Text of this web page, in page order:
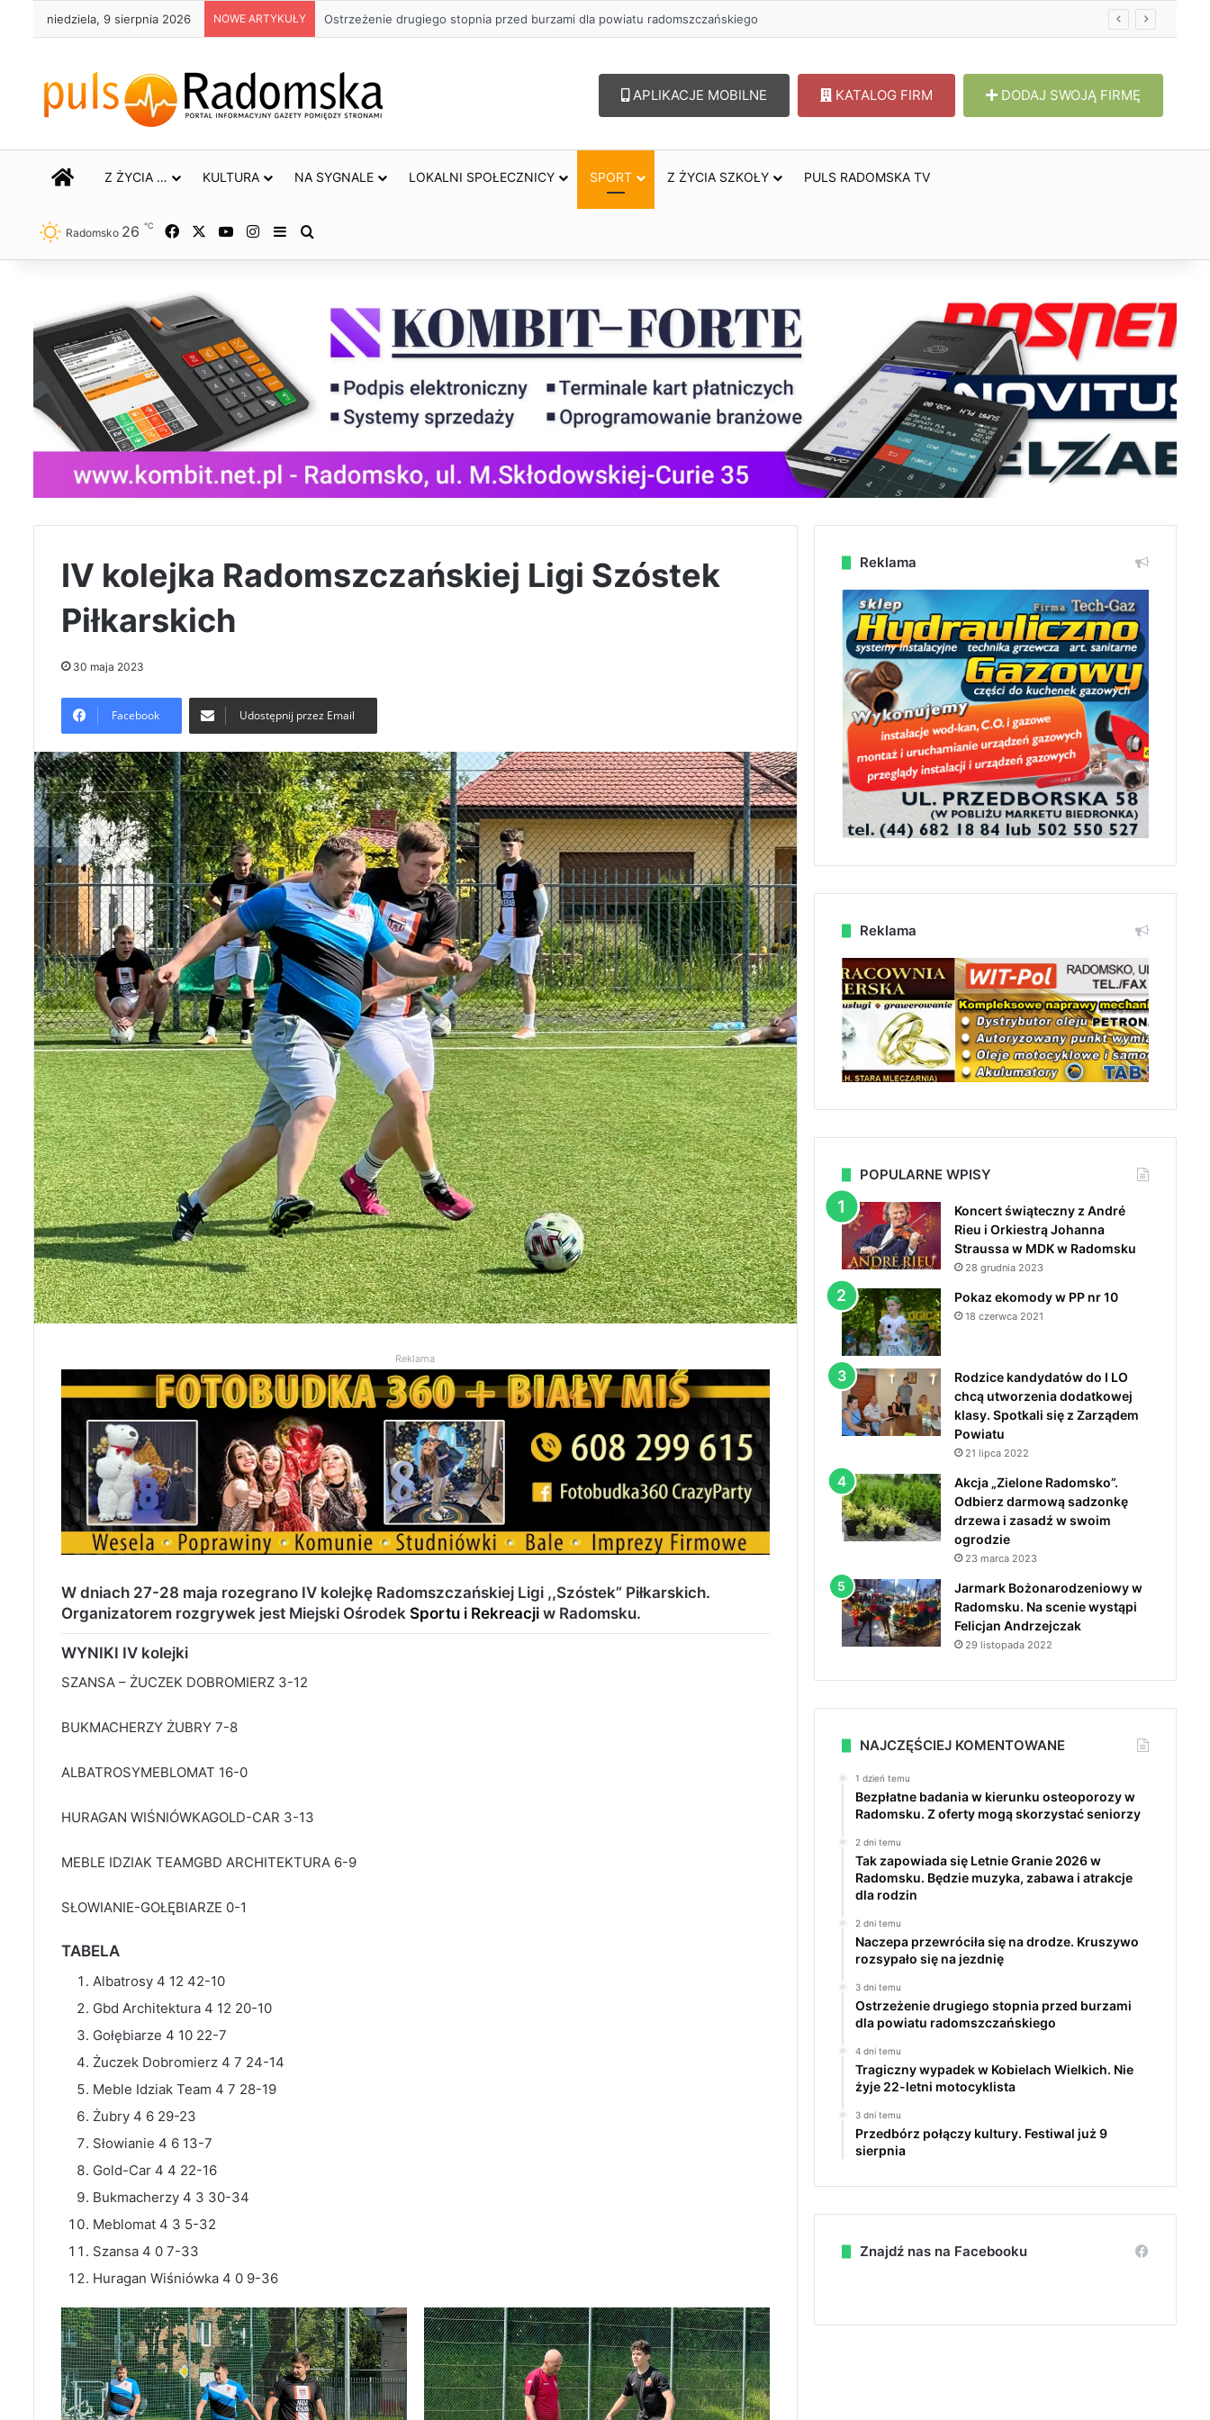
niedziela, 9 sierpnia 2026 NOWE ARTYKUŁY Około 90 tys. zł na szkolenia pracowników. PUP w Radomsku ogłasza nabór wniosków
APLIKACJE MOBILNE KATALOG FIRM DODAJ SWOJĄ FIRMĘ
STRONA GŁÓWNA
Z ŻYCIA … KULTURA NA SYGNALE LOKALNI SPOŁECZNICY SPORT Z ŻYCIA SZKOŁY PULS RADOMSKA TV
Radomsko 26 ℃ Facebook YouTubeInstagram
Sidebar
IV kolejka Radomszczańskiej Ligi Szóstek
Piłkarskich
30 maja 2023
Facebook Udostępnij przez Email
Reklama
W dniach 27-28 maja rozegrano IV kolejkę Radomszczańskiej Ligi ,,Szóstek” Piłkarskich.
Organizatorem rozgrywek jest Miejski Ośrodek Sportu i Rekreacji w Radomsku.
WYNIKI IV kolejki
SZANSA – ŻUCZEK DOBROMIERZ 3-12
BUKMACHERZY ŻUBRY 7-8
ALBATROSYMEBLOMAT 16-0
HURAGAN WIŚNIÓWKAGOLD-CAR 3-13
MEBLE IDZIAK TEAMGBD ARCHITEKTURA 6-9
SŁOWIANIE-GOŁĘBIARZE 0-1
TABELA
Albatrosy 4 12 42-10
Gbd Architektura 4 12 20-10
Gołębiarze 4 10 22-7
Żuczek Dobromierz 4 7 24-14
Meble Idziak Team 4 7 28-19
Żubry 4 6 29-23
Słowianie 4 6 13-7
Gold-Car 4 4 22-16
Bukmacherzy 4 3 30-34
Meblomat 4 3 5-32
Szansa 4 0 7-33
Huragan Wiśniówka 4 0 9-36
Reklama
Reklama
POPULARNE WPISY
Koncert świąteczny z André
Rieu i Orkiestrą Johanna
Straussa w MDK w Radomsku
28 grudnia 2023
Pokaz ekomody w PP nr 10
18 czerwca 2021
Rodzice kandydatów do I LO
chcą utworzenia dodatkowej
klasy. Spotkali się z Zarządem
Powiatu
21 lipca 2022
Akcja „Zielone Radomsko”.
Odbierz darmową sadzonkę
drzewa i zasadź w swoim
ogrodzie
23 marca 2023
Jarmark Bożonarodzeniowy w
Radomsku. Na scenie wystąpi
Felicjan Andrzejczak
29 listopada 2022
NAJCZĘŚCIEJ KOMENTOWANE
1 dzień temu
Bezpłatne badania w kierunku osteoporozy w
Radomsku. Z oferty mogą skorzystać seniorzy
2 dni temu
Tak zapowiada się Letnie Granie 2026 w
Radomsku. Będzie muzyka, zabawa i atrakcje
dla rodzin
2 dni temu
Naczepa przewróciła się na drodze. Kruszywo
rozsypało się na jezdnię
3 dni temu
Ostrzeżenie drugiego stopnia przed burzami
dla powiatu radomszczańskiego
4 dni temu
Tragiczny wypadek w Kobielach Wielkich. Nie
żyje 22-letni motocyklista
3 dni temu
Przedbórz połączy kultury. Festiwal już 9
sierpnia
Znajdź nas na Facebooku